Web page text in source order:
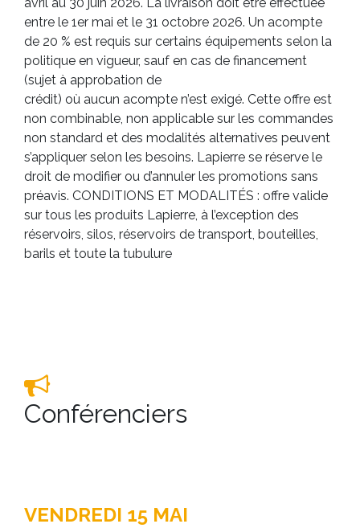
avril au 30 juin 2026. La livraison doit être effectuée
entre le 1er mai et le 31 octobre 2026. Un acompte
de 20 % est requis sur certains équipements selon la
politique en vigueur, sauf en cas de financement
(sujet à approbation de
crédit) où aucun acompte n’est exigé. Cette offre est
non combinable, non applicable sur les commandes
non standard et des modalités alternatives peuvent
s’appliquer selon les besoins. Lapierre se réserve le
droit de modifier ou d’annuler les promotions sans
préavis. CONDITIONS ET MODALITÉS : offre valide
sur tous les produits Lapierre, à l’exception des
réservoirs, silos, réservoirs de transport, bouteilles,
barils et toute la tubulure
Conférenciers
VENDREDI 15 MAI